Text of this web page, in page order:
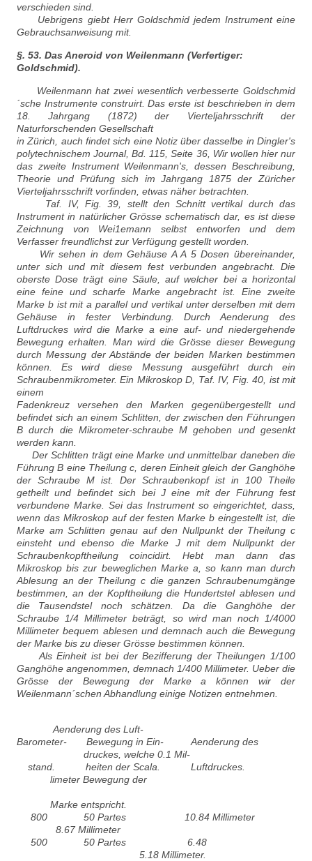
verschieden sind.
Uebrigens giebt Herr Goldschmid jedem Instrument eine
Gebrauchsanweisung mit.
§. 53. Das Aneroid von Weilenmann (Verfertiger:
Goldschmid).
Weilenmann hat zwei wesentlich verbesserte Goldschmid
´sche Instrumente construirt. Das erste ist beschrieben in dem
18. Jahrgang (1872) der Vierteljahrsschrift der
Naturforschenden Gesellschaft
in Zürich, auch findet sich eine Notiz über dasselbe in Dingler's
polytechnischem Journal, Bd. 115, Seite 36, Wir wollen hier nur
das zweite Instrument Weilenmann's, dessen Beschreibung,
Theorie und Prüfung sich im Jahrgang 1875 der Züricher
Vierteljahrsschrift vorfinden, etwas näher betrachten.
Taf. IV, Fig. 39, stellt den Schnitt vertikal durch das
Instrument in natürlicher Grösse schematisch dar, es ist diese
Zeichnung von Wei1emann selbst entworfen und dem
Verfasser freundlichst zur Verfügung gestellt worden.
Wir sehen in dem Gehäuse A A 5 Dosen übereinander,
unter sich und mit diesem fest verbunden angebracht. Die
oberste Dose trägt eine Säule, auf welcher bei a horizontal
eine feine und scharfe Marke angebracht ist. Eine zweite
Marke b ist mit a parallel und vertikal unter derselben mit dem
Gehäuse in fester Verbindung. Durch Aenderung des
Luftdruckes wird die Marke a eine auf- und niedergehende
Bewegung erhalten. Man wird die Grösse dieser Bewegung
durch Messung der Abstände der beiden Marken bestimmen
können. Es wird diese Messung ausgeführt durch ein
Schraubenmikrometer. Ein Mikroskop D, Taf. IV, Fig. 40, ist mit
einem
Fadenkreuz versehen den Marken gegenübergestellt und
befindet sich an einem Schlitten, der zwischen den Führungen
B durch die Mikrometer-schraube M gehoben und gesenkt
werden kann.
Der Schlitten trägt eine Marke und unmittelbar daneben die
Führung B eine Theilung c, deren Einheit gleich der Ganghöhe
der Schraube M ist. Der Schraubenkopf ist in 100 Theile
getheilt und befindet sich bei J eine mit der Führung fest
verbundene Marke. Sei das Instrument so eingerichtet, dass,
wenn das Mikroskop auf der festen Marke b eingestellt ist, die
Marke am Schlitten genau auf den Nullpunkt der Theilung c
einsteht und ebenso die Marke J mit dem Nullpunkt der
Schraubenkopftheilung coincidirt. Hebt man dann das
Mikroskop bis zur beweglichen Marke a, so kann man durch
Ablesung an der Theilung c die ganzen Schraubenumgänge
bestimmen, an der Kopftheilung die Hundertstel ablesen und
die Tausendstel noch schätzen. Da die Ganghöhe der
Schraube 1/4 Millimeter beträgt, so wird man noch 1/4000
Millimeter bequem ablesen und demnach auch die Bewegung
der Marke bis zu dieser Grösse bestimmen können.
Als Einheit ist bei der Bezifferung der Theilungen 1/100
Ganghöhe angenommen, demnach 1/400 Millimeter. Ueber die
Grösse der Bewegung der Marke a können wir der
Weilenmann´schen Abhandlung einige Notizen entnehmen.
Aenderung des Luft-
Barometer- Bewegung in Ein- Aenderung des
druckes, welche 0.1 Mil-
stand. heiten der Scala. Luftdruckes.
limeter Bewegung der
Marke entspricht.
800 50 Partes 10.84 Millimeter
8.67 Millimeter
500 50 Partes 6.48
5.18 Millimeter.